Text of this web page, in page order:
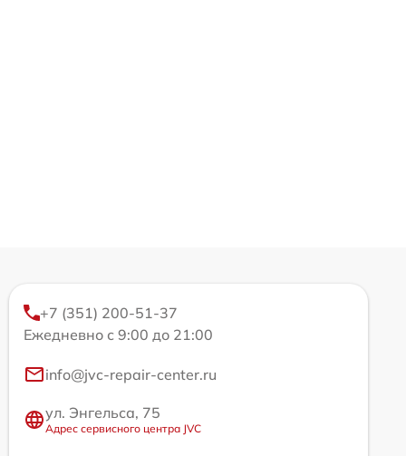
+7 (351) 200-51-37
Ежедневно с 9:00 до 21:00
info@jvc-repair-center.ru
ул. Энгельса, 75
Адрес сервисного центра JVC